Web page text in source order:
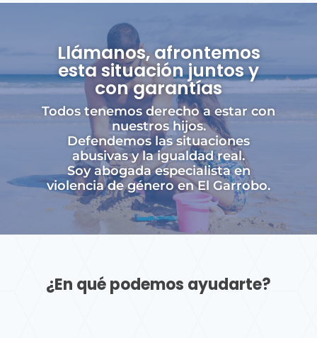
Llámanos, afrontemos
esta situación juntos y
con garantías
Todos tenemos derecho a estar con
nuestros hijos.
Defendemos las situaciones
abusivas y la igualdad real.
Soy abogada especialista en
violencia de género en El Garrobo.
¿En qué podemos ayudarte?